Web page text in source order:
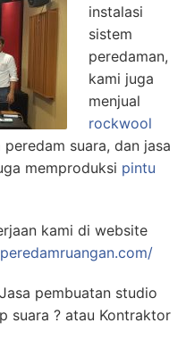
instalasi
sistem
peredaman,
kami juga
menjual
rockwool
peredam suara, dan jasa
memproduksi pintu
kami di website
pembuatan studio
suara ? atau Kontraktor